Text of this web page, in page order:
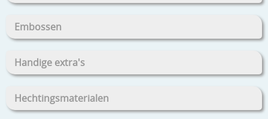
Embossen
Handige extra's
Hechtingsmaterialen